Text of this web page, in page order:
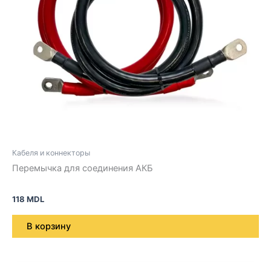
Кабеля и коннекторы
Перемычка для соединения АКБ
118 MDL
В корзину